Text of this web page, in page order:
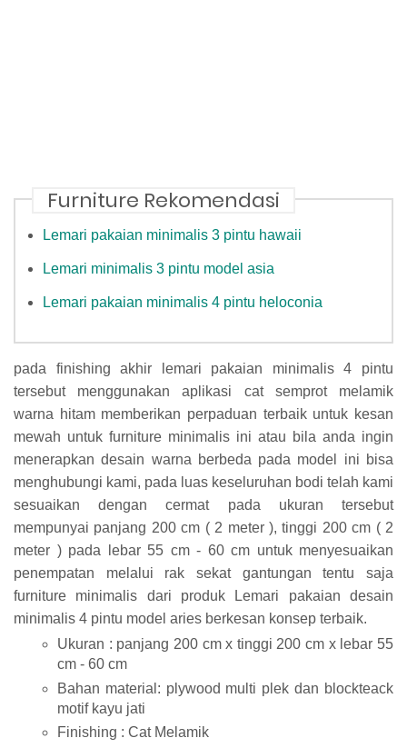
Furniture Rekomendasi
Lemari pakaian minimalis 3 pintu hawaii
Lemari minimalis 3 pintu model asia
Lemari pakaian minimalis 4 pintu heloconia
pada finishing akhir lemari pakaian minimalis 4 pintu
tersebut menggunakan aplikasi cat semprot melamik
warna hitam memberikan perpaduan terbaik untuk kesan
mewah untuk furniture minimalis ini atau bila anda ingin
menerapkan desain warna berbeda pada model ini bisa
menghubungi kami, pada luas keseluruhan bodi telah kami
sesuaikan dengan cermat pada ukuran tersebut
mempunyai panjang 200 cm ( 2 meter ), tinggi 200 cm ( 2
meter ) pada lebar 55 cm - 60 cm untuk menyesuaikan
penempatan melalui rak sekat gantungan tentu saja
furniture minimalis dari produk Lemari pakaian desain
minimalis 4 pintu model aries berkesan konsep terbaik.
Ukuran : panjang 200 cm x tinggi 200 cm x lebar 55
cm - 60 cm
Bahan material: plywood multi plek dan blockteack
motif kayu jati
Finishing : Cat Melamik